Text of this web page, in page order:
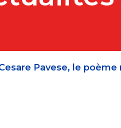
Pavese, le